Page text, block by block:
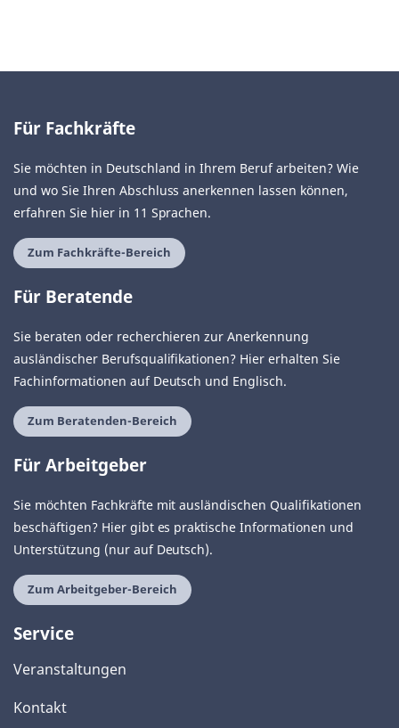
Für Fachkräfte
Sie möchten in Deutschland in Ihrem Beruf arbeiten? Wie
und wo Sie Ihren Abschluss anerkennen lassen können,
erfahren Sie hier in 11 Sprachen.
Zum Fachkräfte-Bereich
Für Beratende
Sie beraten oder recherchieren zur Anerkennung
ausländischer Berufsqualifikationen? Hier erhalten Sie
Fachinformationen auf Deutsch und Englisch.
Zum Beratenden-Bereich
Für Arbeitgeber
Sie möchten Fachkräfte mit ausländischen Qualifikationen
beschäftigen? Hier gibt es praktische Informationen und
Unterstützung (nur auf Deutsch).
Zum Arbeitgeber-Bereich
Service
Veranstaltungen
Kontakt